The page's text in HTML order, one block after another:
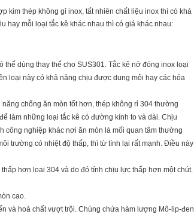
kim thép không gỉ inox, tất nhiên chất liệu inox thì có khá
hay mỗi loại tắc kê khác nhau thì có giá khác nhau:
dùng thay thế cho SUS301. Tắc kê nở đóng inox loại
loại này có khả năng chịu được dung môi hay các hóa
chống ăn mòn tốt hơn, thép không rỉ 304 thường
làm những loại tắc kê có đường kính to và dài. Chịu
công nghiệp khác nơi ăn mòn là mối quan tâm thường
trường có nhiệt độ thấp, thì từ tính lại rất mạnh. Điều này
hơn loai 304 và do đó tính chịu lực thấp hơn một chút.
cao.
và hoá chất vượt trội. Chúng chứa hàm lượng Mô-lip-đen